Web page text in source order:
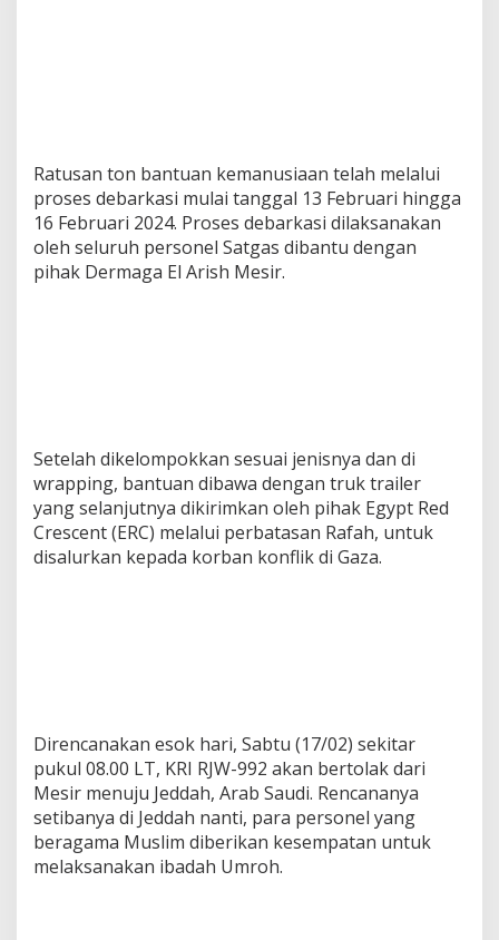
Ratusan ton bantuan kemanusiaan telah melalui
proses debarkasi mulai tanggal 13 Februari hingga
16 Februari 2024. Proses debarkasi dilaksanakan
oleh seluruh personel Satgas dibantu dengan
pihak Dermaga El Arish Mesir.
Setelah dikelompokkan sesuai jenisnya dan di
wrapping, bantuan dibawa dengan truk trailer
yang selanjutnya dikirimkan oleh pihak Egypt Red
Crescent (ERC) melalui perbatasan Rafah, untuk
disalurkan kepada korban konflik di Gaza.
Direncanakan esok hari, Sabtu (17/02) sekitar
pukul 08.00 LT, KRI RJW-992 akan bertolak dari
Mesir menuju Jeddah, Arab Saudi. Rencananya
setibanya di Jeddah nanti, para personel yang
beragama Muslim diberikan kesempatan untuk
melaksanakan ibadah Umroh.